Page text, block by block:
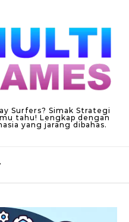
Surfers? Simak Strategi
tahu! Lengkap dengan
yang jarang dibahas.